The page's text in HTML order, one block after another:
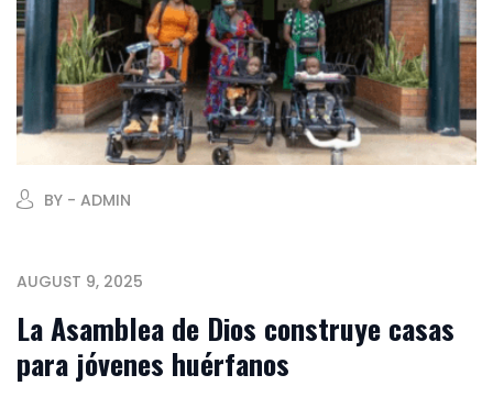
BY - ADMIN
AUGUST 9, 2025
La Asamblea de Dios construye casas
para jóvenes huérfanos